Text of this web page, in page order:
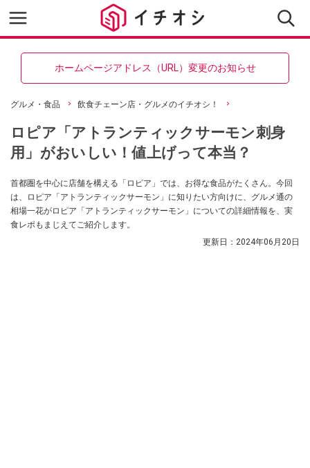
ホームページアドレス（URL）変更のお知らせ
グルメ・食品 飲食チェーン店・グルメのイチオシ！
ロピア「アトランティックサーモン刺身
用」がおいしい！値上げって本当？
首都圏を中心に店舗を構える「ロピア」では、お得な食品がたくさん。今回
は、ロピア「アトランティックサーモン」に知りたい方向けに、グルメ通の
相場一花がロピア「アトランティックサーモン」についての詳細情報を、実
食レポもまじえてご紹介します。
更新日： 2024年06月20日